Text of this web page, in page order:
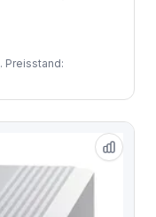
. Preisstand: